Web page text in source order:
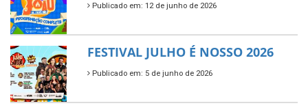
Publicado em: 12 de junho de 2026
FESTIVAL JULHO É NOSSO 2026
Publicado em: 5 de junho de 2026